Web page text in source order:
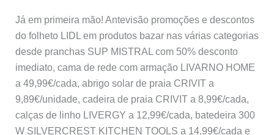
Já em primeira mão! Antevisão promoções e descontos
do folheto LIDL em produtos bazar nas várias categorias
desde pranchas SUP MISTRAL com 50% desconto
imediato, cama de rede com armação LIVARNO HOME
a 49,99€/cada, abrigo solar de praia CRIVIT a
9,89€/unidade, cadeira de praia CRIVIT a 8,99€/cada,
calças de linho LIVERGY a 12,99€/cada, batedeira 300
W SILVERCREST KITCHEN TOOLS a 14,99€/cada e